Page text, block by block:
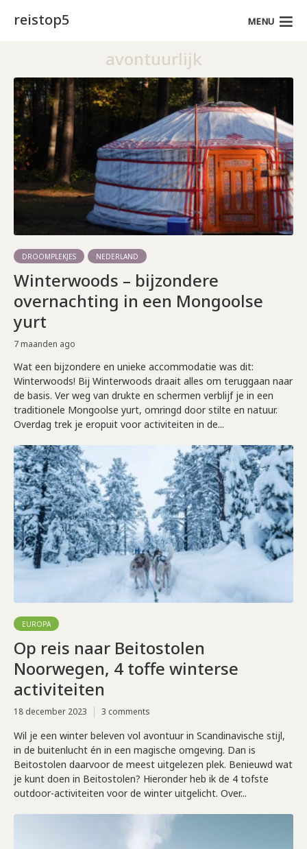
reistop5 MENU
avontuurlijk
DROOMPLEKJES NEDERLAND
Winterwoods – bijzondere
overnachting in een Mongoolse
yurt
7 maanden ago
Wat een bijzondere en unieke accommodatie was dit:
Winterwoods! Bij Winterwoods draait alles om teruggaan naar
de basis. Ver weg van drukte en schermen verblijf je in een
traditionele Mongoolse yurt, omringd door stilte en natuur.
Overdag trek je eropuit voor activiteiten in de...
EUROPA
Op reis naar Beitostolen
Noorwegen, 4 toffe winterse
activiteiten
18 december 2023 3 comments
Wil je een winter beleven vol avontuur in Scandinavische stijl,
in de buitenlucht én in een magische omgeving. Dan is
Beitostolen daarvoor de meest uitgelezen plek. Benieuwd wat
je kunt doen in Beitostolen? Hieronder heb ik de 4 tofste
outdoor-activiteiten voor de winter uitgelicht. Over...